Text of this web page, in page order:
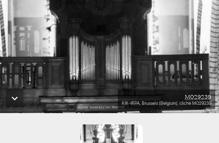
M029239
KIK-IRPA, Brussels (Belgium), cliché M029239